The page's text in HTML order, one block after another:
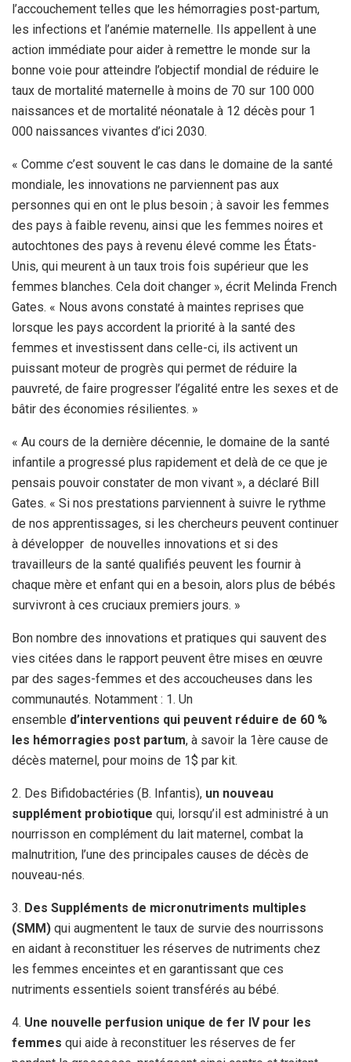
l’accouchement telles que les hémorragies post-partum,
les infections et l’anémie maternelle. Ils appellent à une
action immédiate pour aider à remettre le monde sur la
bonne voie pour atteindre l’objectif mondial de réduire le
taux de mortalité maternelle à moins de 70 sur 100 000
naissances et de mortalité néonatale à 12 décès pour 1
000 naissances vivantes d’ici 2030.
« Comme c’est souvent le cas dans le domaine de la santé
mondiale, les innovations ne parviennent pas aux
personnes qui en ont le plus besoin ; à savoir les femmes
des pays à faible revenu, ainsi que les femmes noires et
autochtones des pays à revenu élevé comme les États-
Unis, qui meurent à un taux trois fois supérieur que les
femmes blanches. Cela doit changer », écrit Melinda French
Gates. « Nous avons constaté à maintes reprises que
lorsque les pays accordent la priorité à la santé des
femmes et investissent dans celle-ci, ils activent un
puissant moteur de progrès qui permet de réduire la
pauvreté, de faire progresser l’égalité entre les sexes et de
bâtir des économies résilientes. »
« Au cours de la dernière décennie, le domaine de la santé
infantile a progressé plus rapidement et delà de ce que je
pensais pouvoir constater de mon vivant », a déclaré Bill
Gates. « Si nos prestations parviennent à suivre le rythme
de nos apprentissages, si les chercheurs peuvent continuer
à développer de nouvelles innovations et si des
travailleurs de la santé qualifiés peuvent les fournir à
chaque mère et enfant qui en a besoin, alors plus de bébés
survivront à ces cruciaux premiers jours. »
Bon nombre des innovations et pratiques qui sauvent des
vies citées dans le rapport peuvent être mises en œuvre
par des sages-femmes et des accoucheuses dans les
communautés. Notamment : 1. Un
ensemble d’interventions qui peuvent réduire de 60 %
les hémorragies post partum, à savoir la 1ère cause de
décès maternel, pour moins de 1$ par kit.
2. Des Bifidobactéries (B. Infantis), un nouveau
supplément probiotique qui, lorsqu’il est administré à un
nourrisson en complément du lait maternel, combat la
malnutrition, l’une des principales causes de décès de
nouveau-nés.
3. Des Suppléments de micronutriments multiples
(SMM) qui augmentent le taux de survie des nourrissons
en aidant à reconstituer les réserves de nutriments chez
les femmes enceintes et en garantissant que ces
nutriments essentiels soient transférés au bébé.
4. Une nouvelle perfusion unique de fer IV pour les
femmes qui aide à reconstituer les réserves de fer